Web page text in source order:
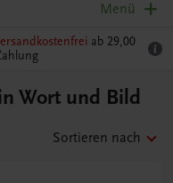
Menü
ab 29,00
Wort und Bild
Sortieren nach